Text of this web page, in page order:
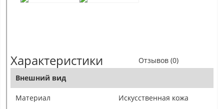
Характеристики
Отзывов (0)
Внешний вид
Материал
Искусственная кожа